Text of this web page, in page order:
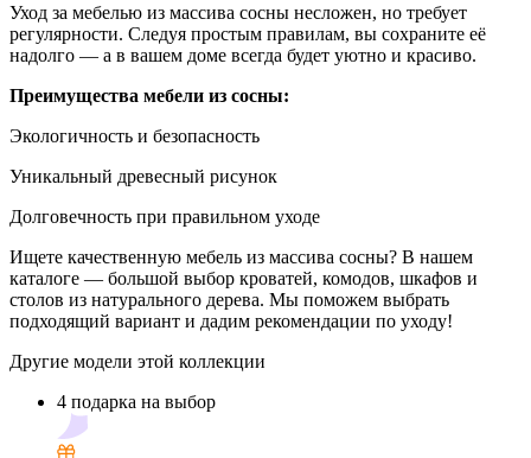
Уход за мебелью из массива сосны несложен, но требует
регулярности. Следуя простым правилам, вы сохраните её
надолго — а в вашем доме всегда будет уютно и красиво.
Преимущества мебели из сосны:
Экологичность и безопасность
Уникальный древесный рисунок
Долговечность при правильном уходе
Ищете качественную мебель из массива сосны? В нашем
каталоге — большой выбор кроватей, комодов, шкафов и
столов из натурального дерева. Мы поможем выбрать
подходящий вариант и дадим рекомендации по уходу!
Другие модели этой коллекции
4 подарка на выбор